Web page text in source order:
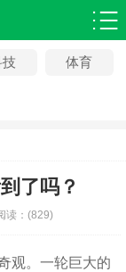
体育
了吗？
读： (829)
观。一轮巨大的